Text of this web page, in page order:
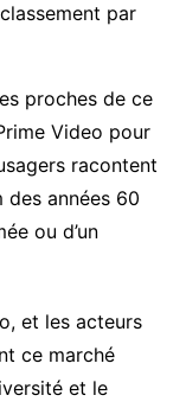
par
proches de ce
Video pour
racontent
années 60
ou d’un
et les acteurs
ce marché
et le